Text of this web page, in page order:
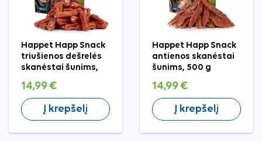
Happet Happ Snack
triušienos dešrelės
skanėstai šunims,
14,99 €
Į krepšelį
Happet Happ Snack
antienos skanėstai
šunims, 500 g
14,99 €
Į krepšelį